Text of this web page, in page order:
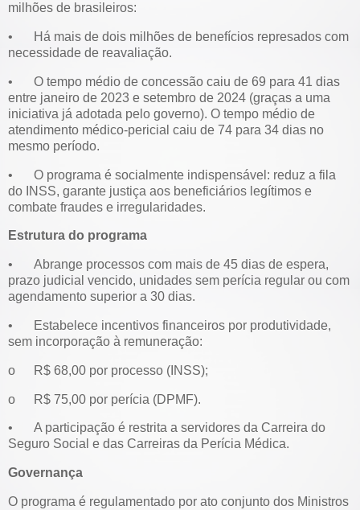
milhões de brasileiros:
•
Há mais de dois milhões de benefícios represados com
necessidade de reavaliação.
•
O tempo médio de concessão caiu de 69 para 41 dias
entre janeiro de 2023 e setembro de 2024 (graças a uma
iniciativa já adotada pelo governo). O tempo médio de
atendimento médico-pericial caiu de 74 para 34 dias no
mesmo período.
•
O programa é socialmente indispensável: reduz a fila
do INSS, garante justiça aos beneficiários legítimos e
combate fraudes e irregularidades.
Estrutura do programa
•
Abrange processos com mais de 45 dias de espera,
prazo judicial vencido, unidades sem perícia regular ou com
agendamento superior a 30 dias.
•
Estabelece incentivos financeiros por produtividade,
sem incorporação à remuneração:
o R$ 68,00 por processo (INSS);
o R$ 75,00 por perícia (DPMF).
•
A participação é restrita a servidores da Carreira do
Seguro Social e das Carreiras da Perícia Médica.
Governança
O programa é regulamentado por ato conjunto dos Ministros